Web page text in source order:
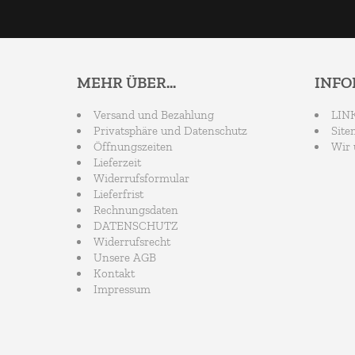
MEHR ÜBER...
Versand und Bezahlung
Privatsphäre und Datenschutz
Öffnungszeiten
Lieferzeit
Widerrufsformular
Lieferfrist
Rechnungsdaten
DATENSCHUTZ
Widerrufsrecht
Unsere AGB
Kontakt
Impressum
Wir